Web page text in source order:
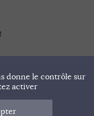
?
donne le contrôle sur
activer